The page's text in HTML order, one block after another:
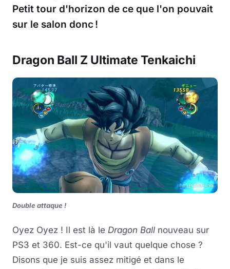
Petit tour d'horizon de ce que l'on pouvait
sur le salon donc !
Dragon Ball Z Ultimate Tenkaichi
Double attaque !
Oyez Oyez ! Il est là le Dragon Ball nouveau sur
PS3 et 360. Est-ce qu'il vaut quelque chose ?
Disons que je suis assez mitigé et dans le